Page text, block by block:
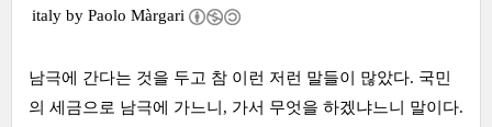
italy by Paolo Màrgari
남극에 간다는 것을 두고 참 이런 저런 말들이 많았다. 국민
의 세금으로 남극에 가느니, 가서 무엇을 하겠냐느니 말이다.